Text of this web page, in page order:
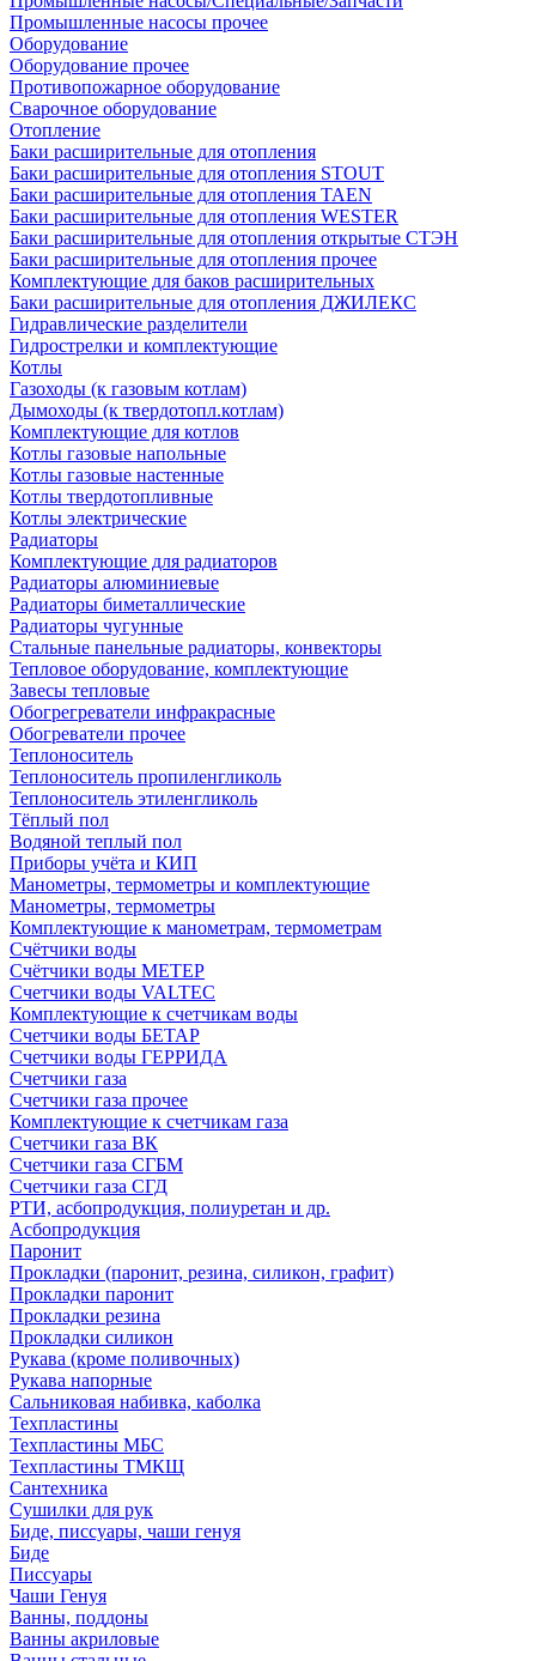
Промышленные насосы прочее
Оборудование
Оборудование прочее
Противопожарное оборудование
Сварочное оборудование
Отопление
Баки расширительные для отопления
Баки расширительные для отопления STOUT
Баки расширительные для отопления TAEN
Баки расширительные для отопления WESTER
Баки расширительные для отопления открытые СТЭН
Баки расширительные для отопления прочее
Комплектующие для баков расширительных
Баки расширительные для отопления ДЖИЛЕКС
Гидравлические разделители
Гидрострелки и комплектующие
Котлы
Газоходы (к газовым котлам)
Дымоходы (к твердотопл.котлам)
Комплектующие для котлов
Котлы газовые напольные
Котлы газовые настенные
Котлы твердотопливные
Котлы электрические
Радиаторы
Комплектующие для радиаторов
Радиаторы алюминиевые
Радиаторы биметаллические
Радиаторы чугунные
Стальные панельные радиаторы, конвекторы
Тепловое оборудование, комплектующие
Завесы тепловые
Обогрегреватели инфракрасные
Обогреватели прочее
Теплоноситель
Теплоноситель пропиленгликоль
Теплоноситель этиленгликоль
Тёплый пол
Водяной теплый пол
Приборы учёта и КИП
Манометры, термометры и комплектующие
Манометры, термометры
Комплектующие к манометрам, термометрам
Счётчики воды
Счётчики воды МЕТЕР
Счетчики воды VALTEC
Комплектующие к счетчикам воды
Счетчики воды БЕТАР
Счетчики воды ГЕРРИДА
Счетчики газа
Счетчики газа прочее
Комплектующие к счетчикам газа
Счетчики газа ВК
Счетчики газа СГБМ
Счетчики газа СГД
РТИ, асбопродукция, полиуретан и др.
Асбопродукция
Паронит
Прокладки (паронит, резина, силикон, графит)
Прокладки паронит
Прокладки резина
Прокладки силикон
Рукава (кроме поливочных)
Рукава напорные
Сальниковая набивка, каболка
Техпластины
Техпластины МБС
Техпластины ТМКЩ
Сантехника
Сушилки для рук
Биде, писсуары, чаши генуя
Биде
Писсуары
Чаши Генуя
Ванны, поддоны
Ванны акриловые